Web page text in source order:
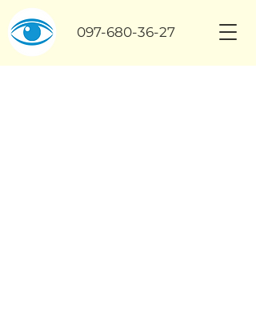
097-680-36-27